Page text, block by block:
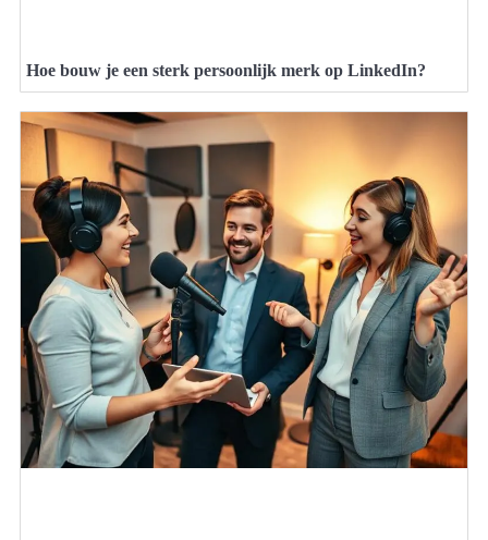
Hoe bouw je een sterk persoonlijk merk op LinkedIn?